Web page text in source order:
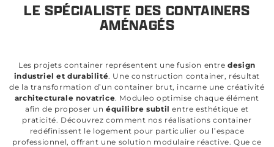
LE SPÉCIALISTE DES CONTAINERS
AMÉNAGÉS
Les projets container représentent une fusion entredesign
industriel et durabilité. Une construction container, résultat
de la transformation d’un container brut, incarne une créativité
architecturale novatrice. Moduleo optimise chaque élément
afin de proposer unéquilibre subtil entre esthétique et
praticité. Découvrez comment nos réalisations container
redéfinissent le logement pour particulier ou l’espace
professionnel, offrant une solution modulaire réactive. Que ce